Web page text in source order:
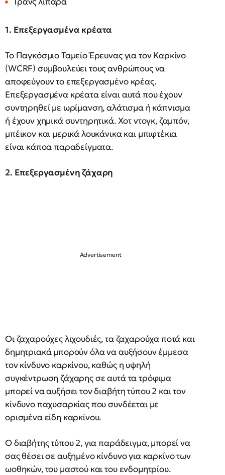
1. Επεξεργασμένα κρέατα
Το Παγκόσμιο Ταμείο Έρευνας για τον Καρκίνο
(WCRF) συμβουλεύει τους ανθρώπους να
αποφεύγουν το επεξεργασμένο κρέας.
Επεξεργασμένα κρέατα είναι αυτά που έχουν
συντηρηθεί με ωρίμανση, αλάτισμα ή κάπνισμα
ή έχουν χημικά συντηρητικά. Χοτ ντογκ, ζαμπόν,
μπέικον και μερικά λουκάνικα και μπιφτέκια
είναι κάποα παραδείγματα.
2. Επεξεργασμένη ζάχαρη
Οι ζαχαρούχες λιχουδιές, τα ζαχαρούχα ποτά και
δημητριακά μπορούν όλα να αυξήσουν έμμεσα
τον κίνδυνο καρκίνου, καθώς η υψηλή
συγκέντρωση ζάχαρης σε αυτά τα τρόφιμα
μπορεί να αυξήσει τον διαβήτη τύπου 2 και τον
κίνδυνο παχυσαρκίας που συνδέεται με
ορισμένα είδη καρκίνου.
Ο διαβήτης τύπου 2, για παράδειγμα, μπορεί να
σας θέσει σε αυξημένο κίνδυνο για καρκίνο των
ωοθηκών, του μαστού και του ενδομητρίου.